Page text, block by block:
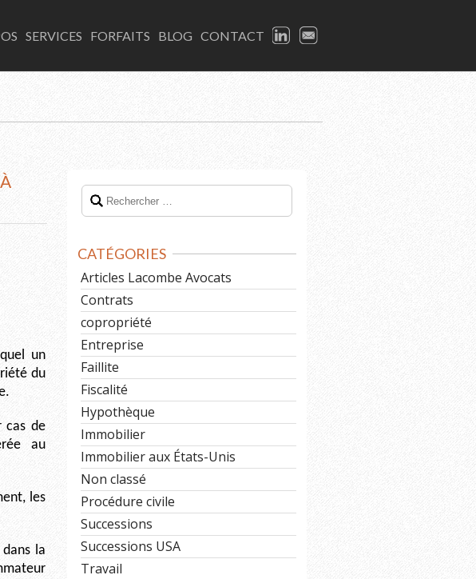
SERVICES FORFAITS BLOG CONTACT
LINKEDIN
un
du
cas de
au
les
la
CATÉGORIES
Articles Lacombe Avocats
Contrats
copropriété
Entreprise
Faillite
Fiscalité
Hypothèque
Immobilier
Immobilier aux États-Unis
Non classé
Procédure civile
Successions
Successions USA
Travail